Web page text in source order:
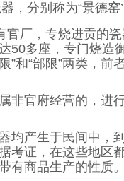
，分别称为“景德窑’
厂，专烧进贡的瓷
50多座，专门烧造
”和“部限”两类，
官府经营的，进
产生于民间中，
考证，在这些地区
有商品生产的性质。